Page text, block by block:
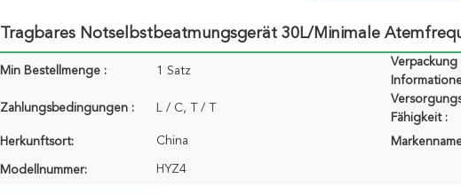
Tragbares Notselbstbeatmungsgerät 30L/minimale
Min Bestellmenge : 1 Satz
Verpackung
Zahlungsbedingungen : L / C, T / T
Fähigkeit :
Herkunftsort: China
Modellnummer: HYZ4